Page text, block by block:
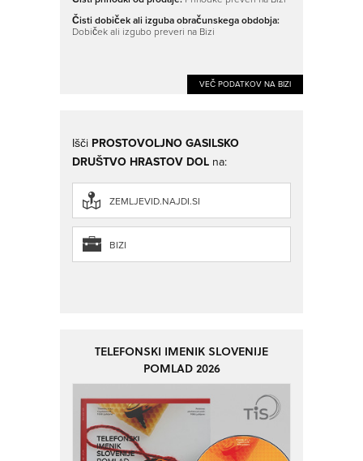
Čisti dobiček ali izguba obračunskega obdobja:
Dobiček ali izgubo preveri na Bizi
VEČ PODATKOV NA BIZI
Išči PROSTOVOLJNO GASILSKO
DRUŠTVO HRASTOV DOL na:
ZEMLJEVID.NAJDI.SI
BIZI
TELEFONSKI IMENIK SLOVENIJE
POMLAD 2026